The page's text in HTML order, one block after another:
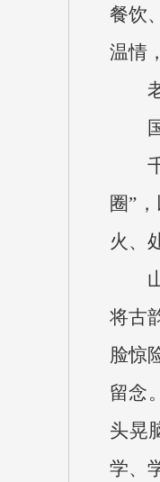
餐饮
温情
圈”
火、
将古
脸惊
留念
头晃
学、